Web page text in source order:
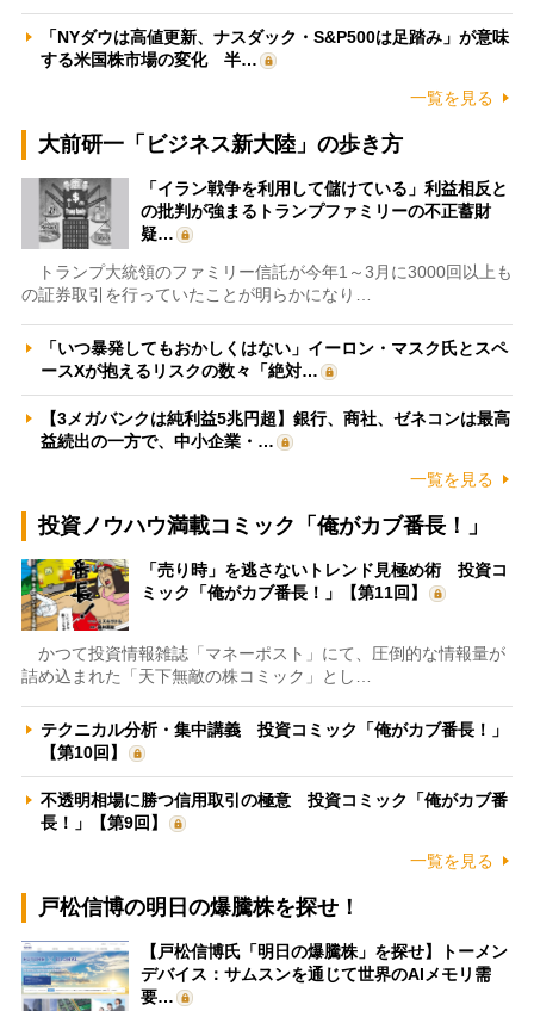
「NYダウは高値更新、ナスダック・S&P500は足踏み」が意味
する米国株市場の変化 半…
一覧を見る
大前研一「ビジネス新大陸」の歩き方
「イラン戦争を利用して儲けている」利益相反と
の批判が強まるトランプファミリーの不正蓄財
疑…
トランプ大統領のファミリー信託が今年1～3月に3000回以上も
の証券取引を行っていたことが明らかになり…
「いつ暴発してもおかしくはない」イーロン・マスク氏とスペ
ースXが抱えるリスクの数々「絶対…
【3メガバンクは純利益5兆円超】銀行、商社、ゼネコンは最高
益続出の一方で、中小企業・…
一覧を見る
投資ノウハウ満載コミック「俺がカブ番長！」
「売り時」を逃さないトレンド見極め術 投資コ
ミック「俺がカブ番長！」【第11回】
かつて投資情報雑誌「マネーポスト」にて、圧倒的な情報量が
詰め込まれた「天下無敵の株コミック」とし…
テクニカル分析・集中講義 投資コミック「俺がカブ番長！」
【第10回】
不透明相場に勝つ信用取引の極意 投資コミック「俺がカブ番
長！」【第9回】
一覧を見る
戸松信博の明日の爆騰株を探せ！
【戸松信博氏「明日の爆騰株」を探せ】トーメン
デバイス：サムスンを通じて世界のAIメモリ需
要…